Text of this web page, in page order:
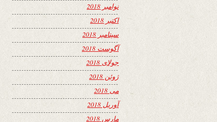
نوامبر 2018
اکتبر 2018
سپتامبر 2018
آگوست 2018
جولای 2018
ژوئن 2018
می 2018
آوریل 2018
مارس 2018